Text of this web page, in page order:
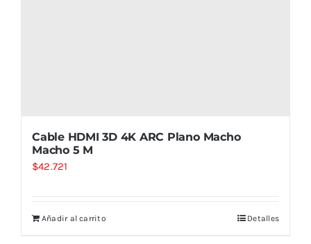
Cable HDMI 3D 4K ARC Plano Macho
Macho 5 M
$42.721
Añadir al carrito Detalles